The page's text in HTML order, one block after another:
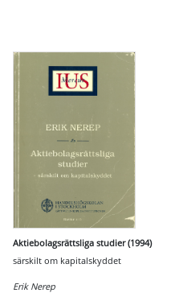
Aktiebolagsrättsliga studier (1994)
särskilt om kapitalskyddet
Erik Nerep